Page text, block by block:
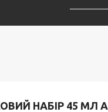
НАБІР 45 МЛ